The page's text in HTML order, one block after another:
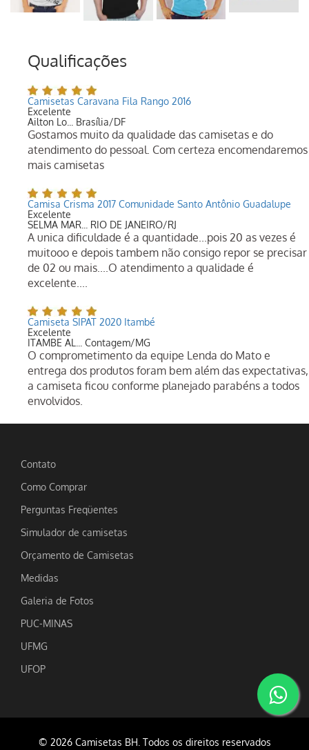
Qualificações
Camisetas Caravana Fila Rango 2016
Excelente
Ailton Lo... Brasília/DF
Gostamos muito da qualidade das camisetas e do
atendimento do pessoal. Com certeza encomendaremos
mais camisetas
Camisa Crisma 2017 Comunidade Santo Antônio Guadalupe
Excelente
SELMA MAR... RIO DE JANEIRO/RJ
A unica dificuldade é a quantidade...pois 20 as vezes é
muitooo e depois tambem não consigo repor se precisar
de 02 ou mais....O atendimento a qualidade é
excelente....
Camiseta SIPAT 2020 Itambé
Excelente
ITAMBE AL... Contagem/MG
O comprometimento da equipe Lenda do Mato e
entrega dos produtos foram bem além das expectativas,
a camiseta ficou conforme planejado parabéns a todos
envolvidos.
Contato
Como Comprar
Perguntas Freqüentes
Simulador de camisetas
Orçamento de Camisetas
Medidas
Galeria de Fotos
PUC-MINAS
UFMG
UFOP
© 2026 Camisetas BH. Todos os direitos reservados